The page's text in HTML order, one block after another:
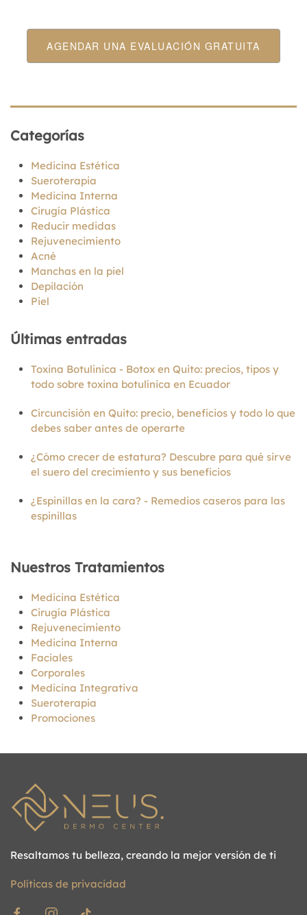
AGENDAR UNA EVALUACIÓN GRATUITA
Categorías
Medicina Estética
Sueroterapia
Medicina Interna
Cirugía Plástica
Reducir medidas
Rejuvenecimiento
Acné
Manchas en la piel
Depilación
Piel
Últimas entradas
Toxina Botulinica - Botox en Quito: precios, tipos y
todo sobre toxina botulínica en Ecuador
Circuncisión en Quito: precio, beneficios y todo lo que
debes saber antes de operarte
¿Cómo crecer de estatura? Descubre para qué sirve
el suero del crecimiento y sus beneficios
¿Espinillas en la cara? - Remedios caseros para las
espinillas
Nuestros Tratamientos
Medicina Estética
Cirugía Plástica
Rejuvenecimiento
Medicina Interna
Faciales
Corporales
Medicina Integrativa
Sueroterapia
Promociones
Resaltamos tu belleza, creando la mejor versión de ti
Políticas de privacidad